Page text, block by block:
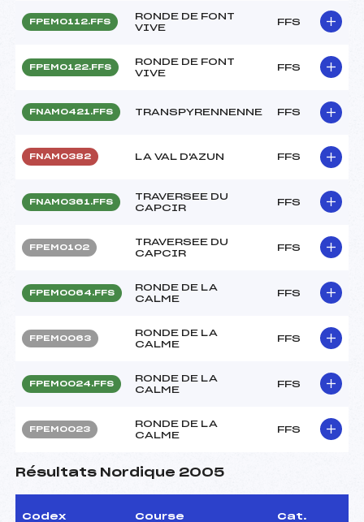
FPEM0112.FFS
RONDE DE FONT
VIVE
FFS
FPEM0122.FFS
RONDE DE FONT
VIVE
FFS
FNAM0421.FFS TRANSPYRENNENNE FFS
FNAM0382 LA VAL D'AZUN FFS
FNAM0361.FFS
TRAVERSEE DU
CAPCIR
FFS
FPEM0102
TRAVERSEE DU
CAPCIR
FFS
FPEM0064.FFS
RONDE DE LA
CALME
FFS
FPEM0063
RONDE DE LA
CALME
FFS
FPEM0024.FFS
RONDE DE LA
CALME
FFS
FPEM0023
RONDE DE LA
CALME
FFS
Résultats Nordique 2005
Codex Course Cat.